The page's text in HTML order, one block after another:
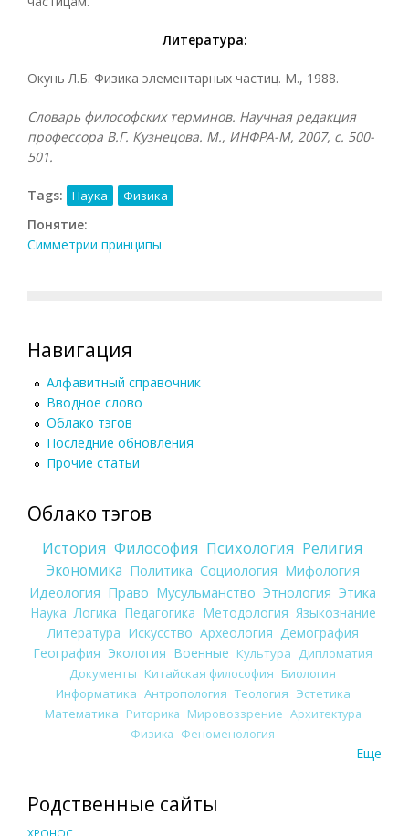
Литература:
Окунь Л.Б. Физика элементарных частиц. М., 1988.
Словарь философских терминов. Научная редакция
профессора В.Г. Кузнецова. М., ИНФРА-М, 2007, с. 500-
501.
Tags: Наука Физика
Понятие:
Симметрии принципы
Навигация
Алфавитный справочник
Вводное слово
Облако тэгов
Последние обновления
Прочие статьи
Облако тэгов
История Философия Психология Религия
Экономика Политика Социология Мифология
Идеология Право Мусульманство Этнология Этика
Наука Логика Педагогика Методология Языкознание
Литература Искусство Археология Демография
География Экология Военные Культура
Дипломатия
Документы Китайская философия Биология
Информатика Антропология Теология Эстетика
Математика Риторика Мировоззрение Архитектура
Физика Феноменология
Еще
Родственные сайты